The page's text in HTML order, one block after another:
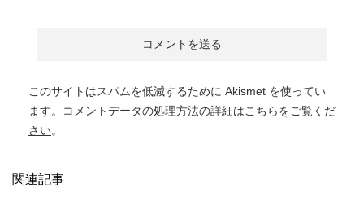
このサイトはスパムを低減するために Akismet を使ってい
ます。
コメントデータの処理方法の詳細はこちらをご覧くだ
さい。
関連記事